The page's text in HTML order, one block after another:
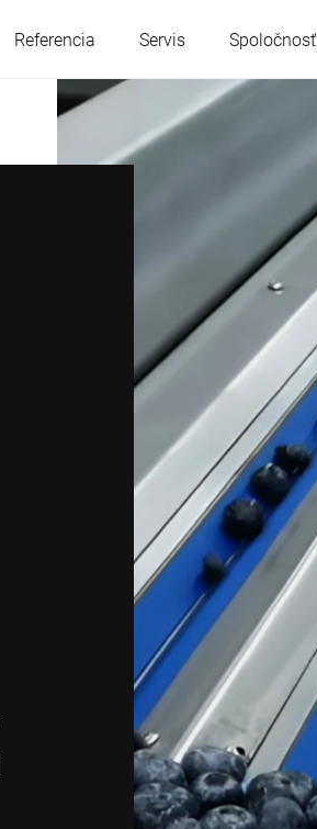
Referencia Servis Spoločnosť
Taliansko
Portugalsko
Slovensko
Turecko